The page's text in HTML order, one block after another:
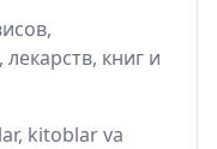
книг и
kitoblar va